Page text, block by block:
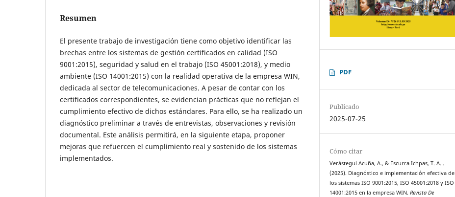
Resumen
El presente trabajo de investigación tiene como objetivo identificar las
brechas entre los sistemas de gestión certificados en calidad (ISO
9001:2015), seguridad y salud en el trabajo (ISO 45001:2018), y medio
ambiente (ISO 14001:2015) con la realidad operativa de la empresa WIN,
dedicada al sector de telecomunicaciones. A pesar de contar con los
certificados correspondientes, se evidencian prácticas que no reflejan el
cumplimiento efectivo de dichos estándares. Para ello, se ha realizado un
diagnóstico preliminar a través de entrevistas, observaciones y revisión
documental. Este análisis permitirá, en la siguiente etapa, proponer
mejoras que refuercen el cumplimiento real y sostenido de los sistemas
implementados.
PDF
Publicado
2025-07-25
Cómo citar
Verástegui Acuña, A., & Escurra Ichpas, T. A. .
(2025). Diagnóstico e implementación efectiva de
los sistemas ISO 9001:2015, ISO 45001:2018 y ISO
14001:2015 en la empresa WIN.Revista De